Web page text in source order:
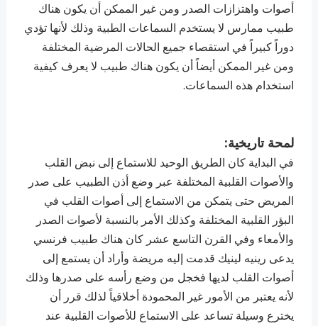
أصوات واهتزازات الصدر ومن غير الممكن أن يكون هناك
طبيب ممارس لا يستخدم السماعات الطبية وذلك لأنها تؤدي
دوراً كبيراً في استقصاء جميع الحالات المرضية المختلفة
ومن غير الممكن أيضاً أن يكون هناك طبيب لا يعرف كيفية
استخدام هذه السماعات.
لمحة تاريخية:
في البداية كان الطريق الوحيد للاستماع إلى نبض القلب
والأصوات القلبية المختلفة عبر وضع أذن الطبيب على صدر
المريض حتى يتمكن من الاستماع إلى أصوات القلب في
البؤر القلبية المختلفة وكذلك الأمر بالنسبة لأصوات الصدر
والأمعاء وفي القرن التاسع عشر كان هناك طبيب فرنسي
يدعى رينيه لينيك قدمت إليه مريضة وأراد أن يستمع إلى
أصوات القلب لديها فخجل من وضع رأسه على صدرها وذلك
لأنه يعتبر من الأمور غير المحمودة أخلاقياً لذلك قرر أن
يخترع وسيلة تساعد على الاستماع للأصوات القلبية عند